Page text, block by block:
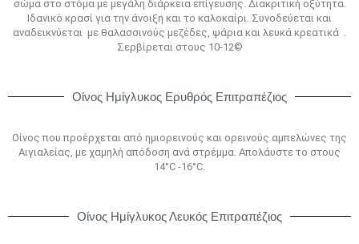
σώμα στο στόμα με μεγάλη διάρκεια επίγευσης. Διακριτική οξύτητα.
Ιδανικό κρασί για την άνοιξη και το καλοκαίρι. Συνοδεύεται και
αναδεικνύεται με θαλασσινούς μεζέδες, ψάρια και λευκά κρεατικά .
Σερβίρεται στους 10-12©
Οίνος Ημίγλυκος Ερυθρός Επιτραπέζιος
Οίνος που προέρχεται από ημιορεινούς και ορεινούς αμπελώνες της
Αιγιαλείας, με χαμηλή απόδοση ανά στρέμμα. Απολάυστε το στους
14°C -16°C.
Οίνος Ημίγλυκος Λευκός Επιτραπέζιος